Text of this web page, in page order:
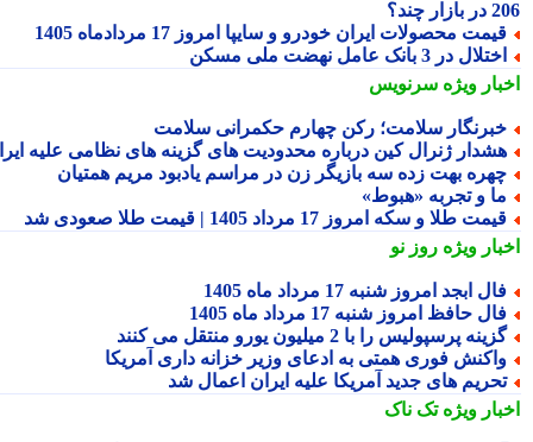
محصولات ایران خودرو و سایپا امروز 17 مردادماه 1405
در 3 بانک عامل نهضت ملی مسکن
ویژهسرنویس
سلامت؛ رکن چهارم حکمرانی سلامت
ژنرال کین درباره محدودیت های گزینه های نظامی علیه ایران
بهت زده سه بازیگر زن در مراسم یادبود مریم همتیان
و تجربه «هبوط»
طلا و سکه امروز 17 مرداد 1405 | قیمت طلا صعودی شد
ویژهروز نو
ابجد امروز شنبه 17 مرداد ماه 1405
حافظ امروز شنبه 17 مرداد ماه 1405
پرسپولیس را با 2 میلیون یورو منتقل می کنند
فوری همتی به ادعای وزیر خزانه داری آمریکا
های جدید آمریکا علیه ایران اعمال شد
ویژهتک ناک